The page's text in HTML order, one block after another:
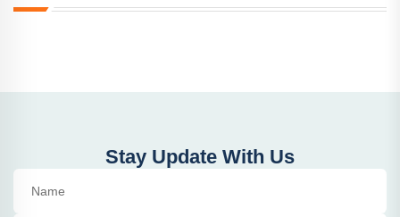
Stay Update With Us